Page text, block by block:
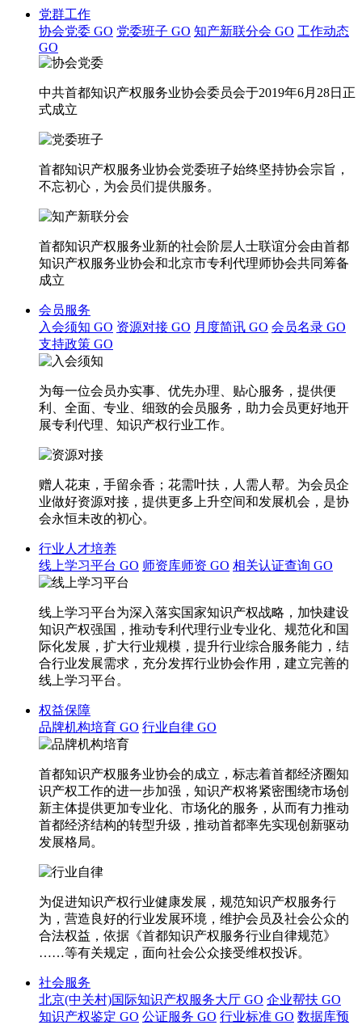
党群工作
协会党委 GO 党委班子 GO 知产新联分会 GO 工作动态
GO
中共首都知识产权服务业协会委员会于2019年6月28日正
式成立
首都知识产权服务业协会党委班子始终坚持协会宗旨，
不忘初心，为会员们提供服务。
首都知识产权服务业新的社会阶层人士联谊分会由首都
知识产权服务业协会和北京市专利代理师协会共同筹备
成立
会员服务
入会须知 GO 资源对接 GO 月度简讯 GO 会员名录 GO
支持政策 GO
为每一位会员办实事、优先办理、贴心服务，提供便
利、全面、专业、细致的会员服务，助力会员更好地开
展专利代理、知识产权行业工作。
赠人花束，手留余香；花需叶扶，人需人帮。为会员企
业做好资源对接，提供更多上升空间和发展机会，是协
会永恒未改的初心。
行业人才培养
线上学习平台 GO 师资库师资 GO 相关认证查询 GO
线上学习平台为深入落实国家知识产权战略，加快建设
知识产权强国，推动专利代理行业专业化、规范化和国
际化发展，扩大行业规模，提升行业综合服务能力，结
合行业发展需求，充分发挥行业协会作用，建立完善的
线上学习平台。
权益保障
品牌机构培育 GO 行业自律 GO
首都知识产权服务业协会的成立，标志着首都经济圈知
识产权工作的进一步加强，知识产权将紧密围绕市场创
新主体提供更加专业化、市场化的服务，从而有力推动
首都经济结构的转型升级，推动首都率先实现创新驱动
发展格局。
为促进知识产权行业健康发展，规范知识产权服务行
为，营造良好的行业发展环境，维护会员及社会公众的
合法权益，依据《首都知识产权服务行业自律规范》
……等有关规定，面向社会公众接受维权投诉。
社会服务
北京(中关村)国际知识产权服务大厅 GO 企业帮扶 GO
知识产权鉴定 GO 公证服务 GO 行业标准 GO 数据库预